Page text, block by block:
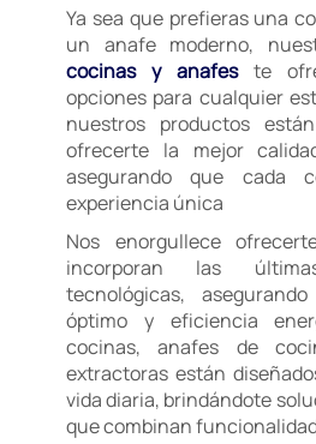
Ya sea que prefieras una
un anafe moderno,
cocinas y anafeste
opciones para cualquier
nuestros productos
ofrecerte la mejor
asegurando que cada
experiencia única
Nos enorgullece
incorporan las
tecnológicas,
óptimo y eficiencia
cocinas, anafes de
extractoras están
vida diaria, brindándote
que combinan